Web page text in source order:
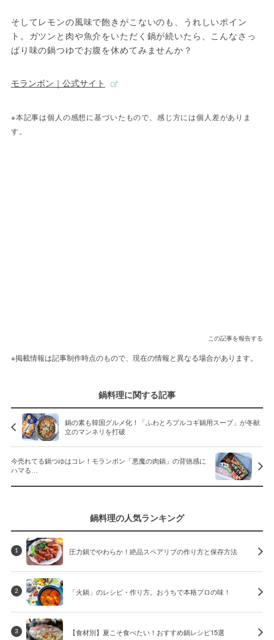
そしてレモンの風味で飽きがこないのも、うれしいポイン
ト。ガツンと肉や魚介をいただく鍋が続いたら、こんなさっ
ぱり味の鍋つゆでお腹を休めてみませんか？
モランボン｜公式サイト
※本記事は個人の感想に基づいたもので、感じ方には個人差がありま
す。
この記事を報告する
※掲載情報は記事制作時点のもので、現在の情報と異なる場合があります。
鍋料理に関する記事
鍋の素も韓国グルメ化！「ふわとろプルコギ鍋用スープ」が冬献
立のマンネリを打破
今売れてる鍋つゆはコレ！モランボン「悪魔の肉鍋」の背徳感に
ハマる…
鍋料理の人気ランキング
1 圧力鍋でやわらか！絶品スペアリブの作り方と保存方法
2 「火鍋」のレシピ・作り方。おうちで本格プロの味！
3 【食材別】夏こそ食べたい！おすすめ鍋レシピ15選